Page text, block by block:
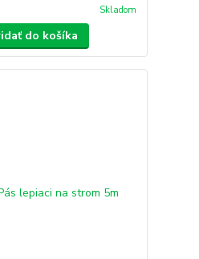
Skladom
do košíka